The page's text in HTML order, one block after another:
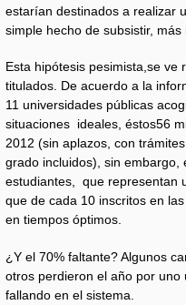
estarían destinados a realizar
simple hecho de subsistir, más
Esta hipótesis pesimista,se
titulados. De acuerdo a la
11 universidades públicas
situaciones ideales, éstos56
2012 (sin aplazos, con
grado incluidos), sin embargo,
estudiantes, que representan
que de cada 10 inscritos en
en tiempos óptimos.
¿Y el 70% faltante? Algunos
otros perdieron el año por
fallando en el sistema.